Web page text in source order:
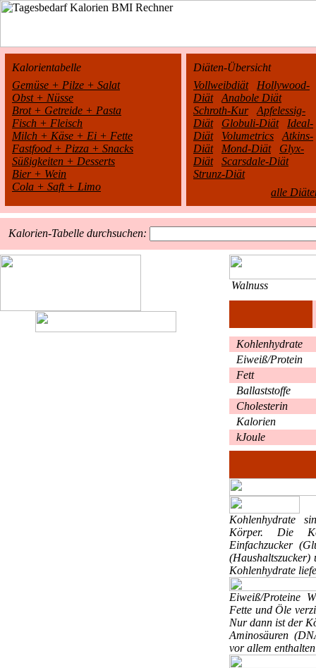
Kalorientabelle
Gemüse + Pilze + Salat
Obst + Nüsse
Brot + Getreide + Pasta
Fisch + Fleisch
Milch + Käse + Ei + Fette
Fastfood + Pizza + Snacks
Süßigkeiten + Desserts
Bier + Wein
Cola + Saft + Limo
Diäten-Übersicht
Vollweibdiät
Hollywood-
Diät
Anabole Diät
Schroth-Kur
Apfelessig-
Diät
Globuli-Diät
Ideal-
Diät
Volumetrics
Atkins-
Diät
Mond-Diät
Glyx-
Diät
Scarsdale-Diät
Strunz-Diät
alle
Kalorien-Tabelle durchsuchen:
Walnuss
Kohlenhydrate
Eiweiß/Protein
Fett
Ballaststoffe
Cholesterin
Kalorien
kJoule
Kohlenhydrate
Körper. Die
Einfachzucker
(Haushaltszucker)
Kohlenhydrate
Eiweiß/Proteine
Fette und Öle
Nur dann ist der
Aminosäuren
vor allem